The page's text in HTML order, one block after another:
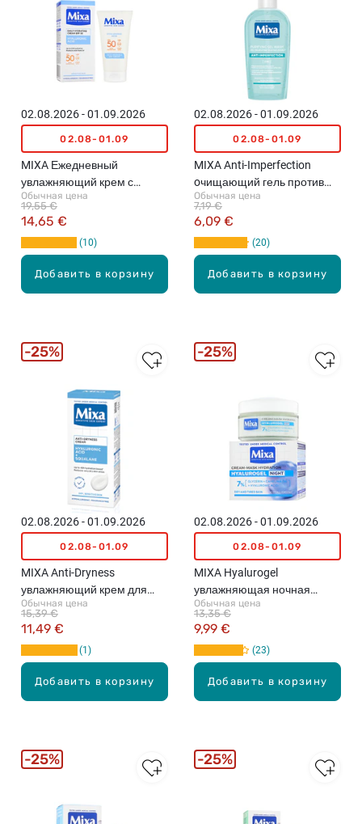
Добавить в корзину
02.08.2026 - 01.09.2026
02.08-01.09
MIXA Ежедневный
увлажняющий крем с
SPF50, 50мл
Обычная цена
14,65 €
19,55 €
10
Добавить в корзину
02.08.2026 - 01.09.2026
02.08-01.09
MIXA Anti-Imperfection
oчищающий гель против
недостатков кожи, 200мл
Обычная цена
6,09 €
7,19 €
20
Добавить в корзину
02.08.2026 - 01.09.2026
02.08-01.09
MIXA Anti-Dryness
увлажняющий крем для
лица, 50мл
Обычная цена
11,49 €
15,39 €
1
25%
Добавить в корзину
02.08.2026 - 01.09.2026
02.08-01.09
MIXA Hyalurogel
увлажняющая ночная
крем-маска, 50мл
Обычная цена
9,99 €
13,35 €
23
25%
25% 25%